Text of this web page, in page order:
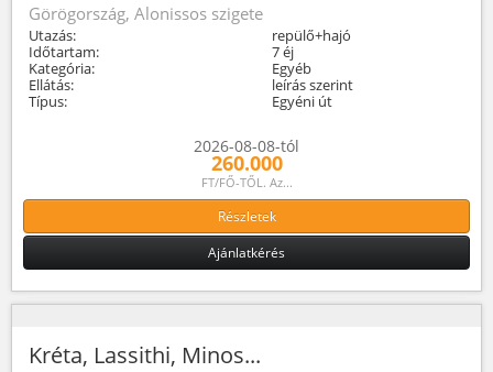
Görögország, Alonissos szigete
Utazás:
repülő+hajó
Időtartam:
7 éj
Kategória:
Egyéb
Ellátás:
leírás szerint
Típus:
Egyéni út
2026-08-08-tól
260.000
FT/FŐ-TŐL. Az...
Részletek
Ajánlatkérés
Kréta, Lassithi, Minos...